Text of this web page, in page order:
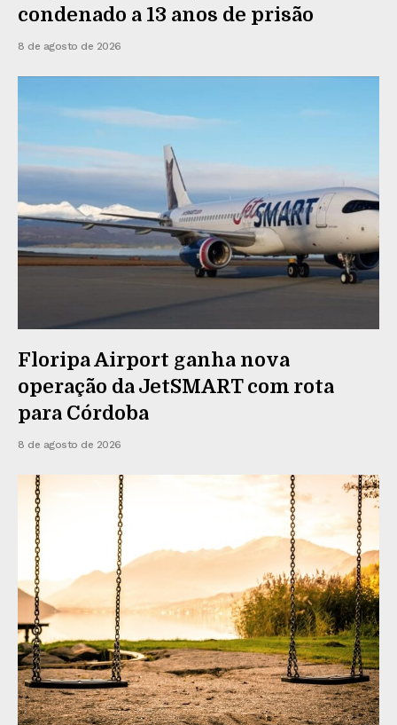
condenado a 13 anos de prisão
8 de agosto de 2026
Floripa Airport ganha nova
operação da JetSMART com rota
para Córdoba
8 de agosto de 2026